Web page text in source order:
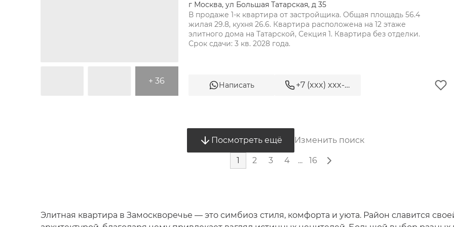
+ 36
г Москва, ул Большая Татарская, д 35
В продаже 1-к квартира от застройщика. Общая площадь 56.4
жилая 29.8, кухня 26.6. Квартира расположена на 12 этаже
элитного дома на Татарской, Секция 1. Квартира без отделки.
ТАТАРСКАЯ 35 - элитная резиденция ряд
Написать +7 (xxx) xxx-xx-xx
Посмотреть ещё Изменить поиск
1 2 3 4 ... 16
Элитная квартира в Замоскворечье — это симбиоз стиля, комфорта и уюта. Район славится